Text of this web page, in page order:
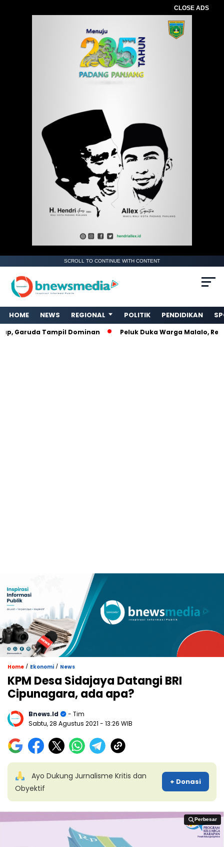
CLOSE ADS
SCROLL TO CONTINUE WITH CONTENT
HOME NEWS REGIONAL POLITIK PENDIDIKAN
Tampil Dominan Peluk Duka Warga Malalo,
Home / Ekonomi / News
KPM Desa Sidajaya Datangi BRI
Cipunagara, ada apa?
Bnews.id
- Tim
Sabtu, 28 Agustus 2021 - 13:26 WIB
Ayo Dukung Jurnalisme Kritis dan
Obyektif
+ Donasi
Perbesar
Perbesar
. Ukuran gambar 480px x 600px